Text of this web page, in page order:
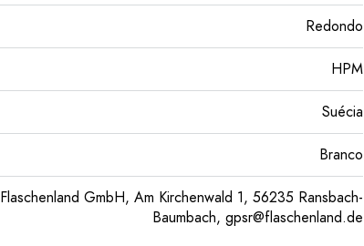
Redondo
HPM
Suécia
Branco
Flaschenland GmbH, Am Kirchenwald 1, 56235 Ransbach-
Baumbach, gpsr@flaschenland.de